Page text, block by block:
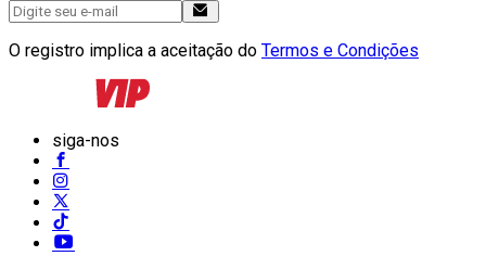
O registro implica a aceitação do Termos e Condições
siga-nos